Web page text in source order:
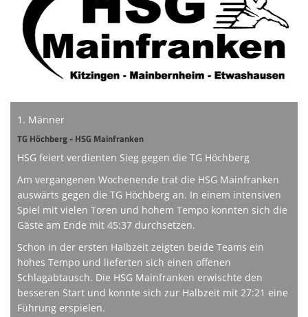
Informationen
Sponsoring
1. Männer
TG Höchberg - HSG Mainfranken
HSG feiert verdienten Sieg gegen die TG Höchberg
Am vergangenen Wochenende trat die HSG Mainfranken
auswärts gegen die TG Höchberg an. In einem intensiven
Spiel mit vielen Toren und hohem Tempo konnten sich die
Gäste am Ende mit 45:37 durchsetzen.
Schon in der ersten Halbzeit zeigten beide Teams ein
hohes Tempo und lieferten sich einen offenen
Schlagabtausch. Die HSG Mainfranken erwischte den
besseren Start und konnte sich zur Halbzeit mit 27:21 eine
Führung erspielen.